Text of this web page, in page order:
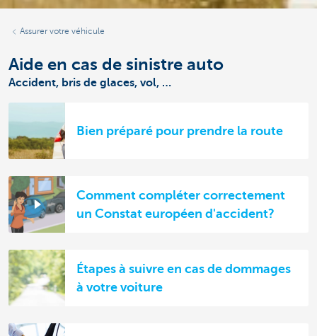
Assurer votre véhicule
Aide en cas de sinistre auto
Accident, bris de glaces, vol, …
Bien préparé pour prendre la route
Comment compléter correctement
un Constat européen d'accident?
Étapes à suivre en cas de dommages
à votre voiture